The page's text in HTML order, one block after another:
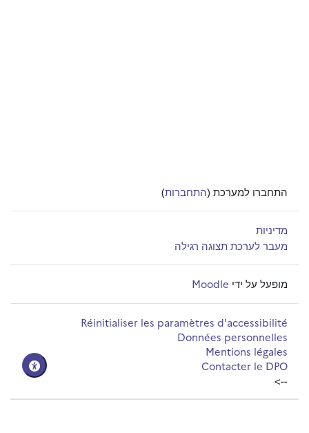
התחברו למערכת (התחברות)
מדיניות
מעבר לערכת תצוגה רגילה
מופעל על ידי Moodle
Réinitialiser les paramètres d'accessibilité
Données personnelles
Mentions légales
Contacter le DPO
-->